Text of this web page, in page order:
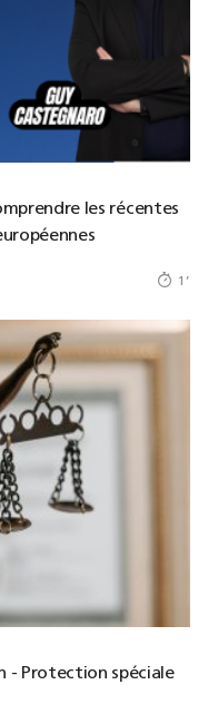
les récentes
1’
- Protection spéciale